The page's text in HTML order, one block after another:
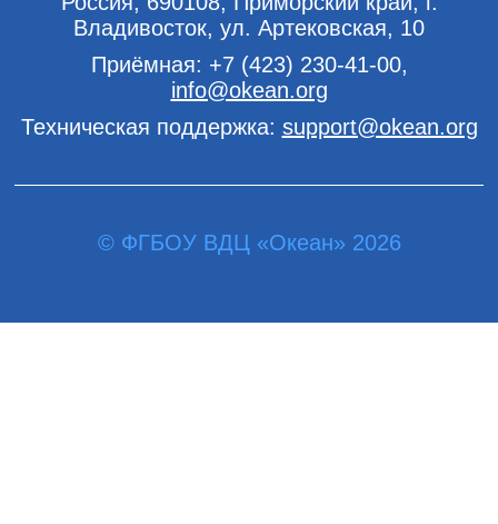
Владивосток, ул. Артековская, 10
Приёмная: +7 (423) 230-41-00,
info@okean.org
Техническая поддержка: support@okean.org
© ФГБОУ ВДЦ «Океан» 2026